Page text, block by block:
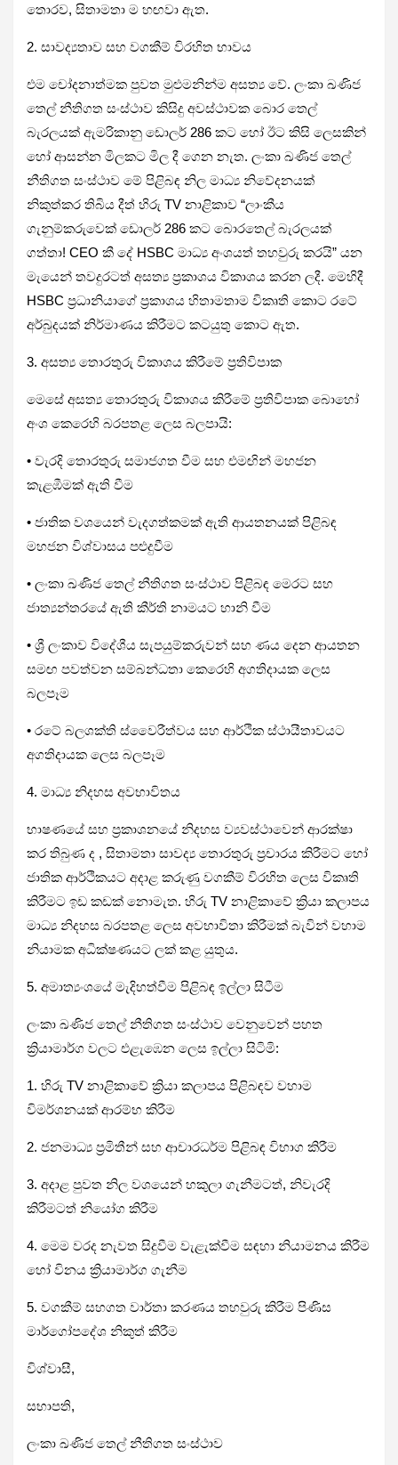
තොරව, සිතාමතා ම හඟවා ඇත.
2. සාවද්‍යතාව සහ වගකීම් විරහිත භාවය
එම චෝදනාත්මක පුවත මුළුමනින්ම අසත්‍ය වේ. ලංකා ඛණිජ
තෙල් නීතිගත සංස්ථාව කිසිදු අවස්ථාවක බොර තෙල්
බැරලයක් ඇමරිකානු ඩොලර් 286 කට හෝ ඊට කිසි ලෙසකින්
හෝ ආසන්න මිලකට මිල දී ගෙන නැත. ලංකා ඛණිජ තෙල්
නීතිගත සංස්ථාව මේ පිළිබඳ නිල මාධ්‍ය නිවේදනයක්
නිකුත්කර තිබිය දීත් හිරු TV නාළිකාව “ලාංකීය
ගැනුම්කරුවෙක් ඩොලර් 286 කට බොරතෙල් බැරලයක්
ගත්තා! CEO කී දේ HSBC මාධ්‍ය අංශයත් තහවුරු කරයි” යන
මැයෙන් තවදුරටත් අසත්‍ය ප්‍රකාශය විකාශය කරන ලදී. මෙහිදී
HSBC ප්‍රධානියාගේ ප්‍රකාශය හිතාමතාම විකෘති කොට රටේ
අර්බුදයක් නිර්මාණය කිරීමට කටයුතු කොට ඇත.
3. අසත්‍ය තොරතුරු විකාශය කිරීමේ ප්‍රතිවිපාක
මෙසේ අසත්‍ය තොරතුරු විකාශය කිරීමේ ප්‍රතිවිපාක බොහෝ
අංශ කෙරෙහි බරපතළ ලෙස බලපායි:
• වැරදි තොරතුරු සමාජගත වීම සහ එමඟින් මහජන
කැළඹීමක් ඇති වීම
• ජාතික වශයෙන් වැදගත්කමක් ඇති ආයතනයක් පිළිබඳ
මහජන විශ්වාසය පළුදුවීම
• ලංකා ඛණිජ තෙල් නීතිගත සංස්ථාව පිළිබඳ මෙරට සහ
ජාත්‍යන්තරයේ ඇති කීර්ති නාමයට හානි වීම
• ශ්‍රී ලංකාව විදේශීය සැපයුම්කරුවන් සහ ණය දෙන ආයතන
සමඟ පවත්වන සම්බන්ධතා කෙරෙහි අගතිදායක ලෙස
බලපෑම
• රටේ බලශක්ති ස්වෛරීත්වය සහ ආර්ථික ස්ථායීතාවයට
අගතිදායක ලෙස බලපෑම
4. මාධ්‍ය නිදහස අවභාවිතය
භාෂණයේ සහ ප්‍රකාශනයේ නිදහස ව්‍යවස්ථාවෙන් ආරක්ෂා
කර තිබුණ ද , සිතාමතා සාවද්‍ය තොරතුරු ප්‍රචාරය කිරීමට හෝ
ජාතික ආර්ථිකයට අදාළ කරුණු වගකීම් විරහිත ලෙස විකෘති
කිරීමට ඉඩ කඩක් නොමැත. හිරු TV නාළිකාවේ ක්‍රියා කලාපය
මාධ්‍ය නිදහස බරපතළ ලෙස අවභාවිතා කිරීමක් බැවින් වහාම
නියාමක අධික්ෂණයට ලක් කළ යුතුය.
5. අමාත්‍යංශයේ මැදිහත්වීම පිළිබඳ ඉල්ලා සිටීම
ලංකා ඛණිජ තෙල් නීතිගත සංස්ථාව වෙනුවෙන් පහත
ක්‍රියාමාර්ග වලට එළැඹෙන ලෙස ඉල්ලා සිටිමි:
1. හිරු TV නාළිකාවේ ක්‍රියා කලාපය පිළිබඳව වහාම
විමර්ශනයක් ආරම්භ කිරීම
2. ජනමාධ්‍ය ප්‍රමිතීන් සහ ආචාරධර්ම පිළිබඳ විභාග කිරීම
3. අදාළ පුවත නිල වශයෙන් හකුලා ගැනීමටත්, නිවැරදි
කිරීමටත් නියෝග කිරීම
4. මෙම වරද නැවත සිදුවීම වැළැක්වීම සඳහා නියාමනය කිරීම
හෝ විනය ක්‍රියාමාර්ග ගැනීම
5. වගකීම් සහගත වාර්තා කරණය තහවුරු කිරීම පිණිස
මාර්ගෝපදේශ නිකුත් කිරීම
විශ්වාසී,
සභාපති,
ලංකා ඛණිජ තෙල් නීතිගත සංස්ථාව